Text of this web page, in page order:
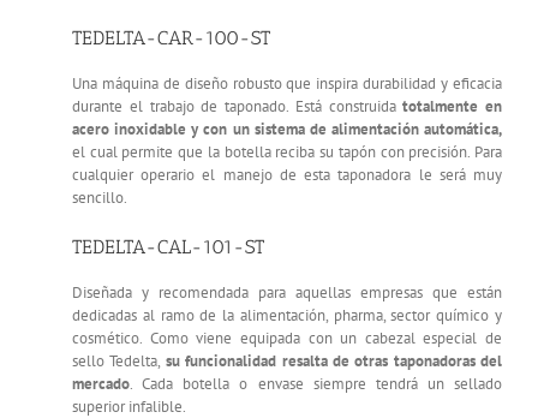
TEDELTA-CAR-100-ST
Una máquina de diseño robusto que inspira durabilidad y eficacia
durante el trabajo de taponado. Está construidatotalmente en
acero inoxidable y con un sistema de alimentación automática,
el cual permite que la botella reciba su tapón con precisión. Para
cualquier operario el manejo de esta taponadora le será muy
sencillo.
TEDELTA-CAL-101-ST
Diseñada y recomendada para aquellas empresas que están
dedicadas al ramo de la alimentación, pharma, sector químico y
cosmético. Como viene equipada con un cabezal especial de
sello Tedelta, su funcionalidad resalta de otras taponadoras del
mercado. Cada botella o envase siempre tendrá un sellado
superior infalible.